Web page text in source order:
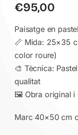
€95,00
Paisatge en
📏 Mida: 25×35
color roure)
🎨 Tècnica:
qualitat
🖼 Obra original i
Marc 40×50 cm